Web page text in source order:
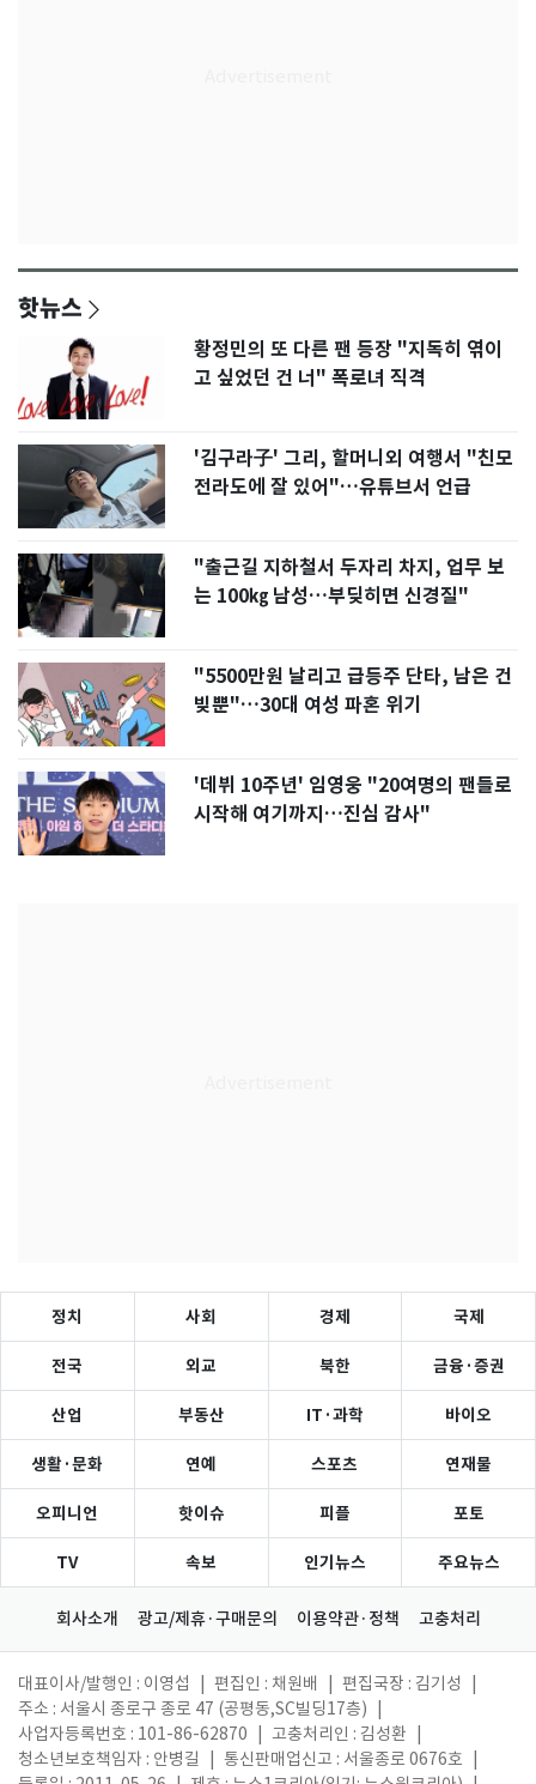
핫뉴스
황정민의 또 다른 팬 등장 "지독히 엮이
고 싶었던 건 너" 폭로녀 직격
'김구라子' 그리, 할머니외 여행서 "친모
전라도에 잘 있어"…유튜브서 언급
"출근길 지하철서 두자리 차지, 업무 보
는 100㎏ 남성…부딪히면 신경질"
"5500만원 날리고 급등주 단타, 남은 건
빚뿐"…30대 여성 파혼 위기
'데뷔 10주년' 임영웅 "20여명의 팬들로
시작해 여기까지…진심 감사"
정치 사회 경제 국제
전국 외교 북한 금융·증권
산업 부동산 IT·과학 바이오
생활·문화 연예 스포츠 연재물
오피니언 핫이슈 피플 포토
TV 속보 인기뉴스 주요뉴스
회사소개 광고/제휴·구매문의 이용약관·정책 고충처리
대표이사/발행인 : 이영섭 편집인 : 채원배 편집국장 : 김기성
주소 : 서울시 종로구 종로 47 (공평동,SC빌딩17층)
사업자등록번호 : 101-86-62870
고충처리인 : 김성환
청소년보호책임자 : 안병길
통신판매업신고 : 서울종로 0676호